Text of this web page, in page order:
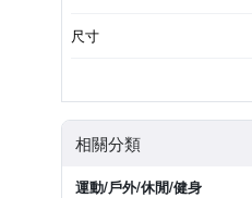
尺寸
相關分類
運動/戶外/休閒/健身